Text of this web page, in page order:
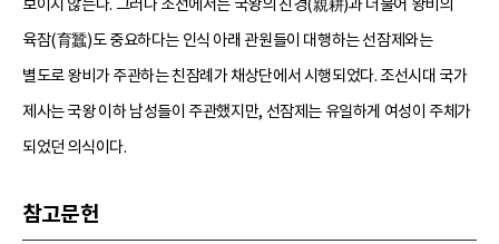
보이지 않는다. 그러나 조선에서는 국왕의 친경(親耕)과 더불어 왕비의
육잠(育蠶)도 중요하다는 인식 아래 관원들이 대행하는 선잠제와는
별도로 왕비가 주관하는 친잠례가 채상단에서 시행되었다. 조선시대 국가
제사는 국왕 이하 남성들이 주관했지만, 선잠제는 유일하게 여성이 주체가
되었던 의식이다.
참고문헌